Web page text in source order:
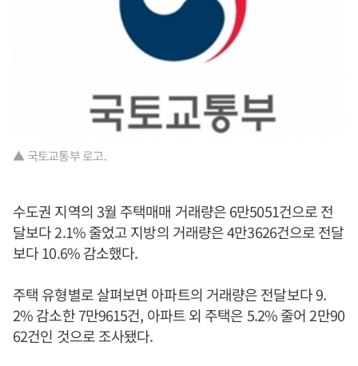
▲ 국토교통부 로고.
수도권 지역의 3월 주택매매 거래량은 6만5051건으로 전
달보다 2.1% 줄었고 지방의 거래량은 4만3626건으로 전달
보다 10.6% 감소했다.
주택 유형별로 살펴보면 아파트의 거래량은 전달보다 9.
2% 감소한 7만9615건, 아파트 외 주택은 5.2% 줄어 2만90
62건인 것으로 조사됐다.